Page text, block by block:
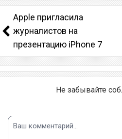
Apple пригласила
журналистов на
презентацию iPhone 7
Не забывайте